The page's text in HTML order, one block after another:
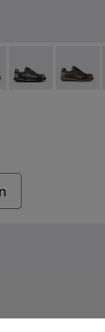
Schuhe aus
Braune
317 -
- 16002-358
Pelotas -